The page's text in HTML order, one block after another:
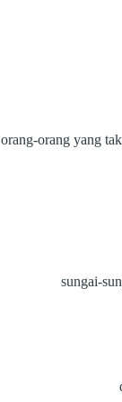
orang-orang yang
sungai-